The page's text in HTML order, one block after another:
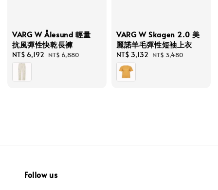
VARG W Ålesund 輕量
抗風彈性快乾長褲
Sale
price
NT$ 6,192 Regular
NT$ 6,880
VARG W Skagen 2.0 美
麗諾羊毛彈性短袖上衣
Sale
price
NT$ 3,132 Regular
NT$ 3,480
Follow us